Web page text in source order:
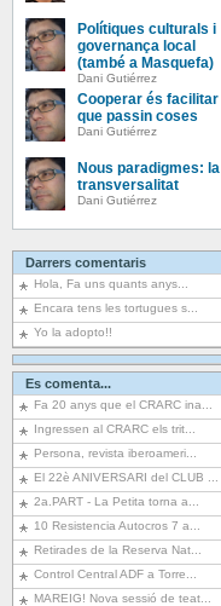
Polítiques culturals i
governança local
(també a Masquefa)
Dani Gutiérrez
Cooperar és facilitar
que passin coses
Dani Gutiérrez
Nous paradigmes: la
transversalitat
Dani Gutiérrez
Darrers comentaris
Hola, Fa uns quants anys...
Encara tens les tortugues s...
Yo la adopto!!
Es comenta...
Fa 20 anys que el CRARC ina...
Ingressen al CRARC els trit...
Persona, revista iberoameri...
El 22è ANIVERSARI del CLUB ...
2a.PART - La Petita torna a...
10 Resistencia Autocros 7 a...
Retirades de la Reserva Nat...
Control Central ADF a Torre...
MAREIG! Nova sessió de teat...